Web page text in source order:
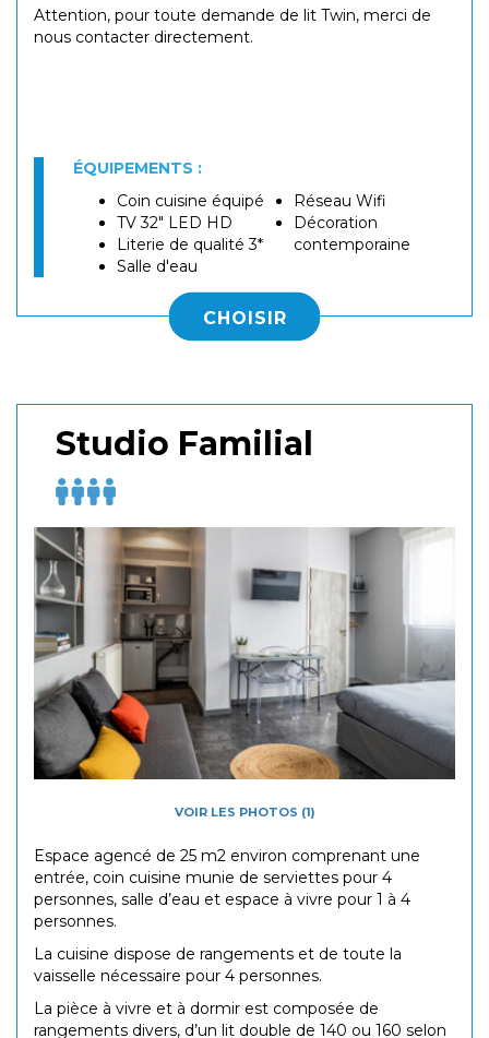
Attention, pour toute demande de lit Twin, merci de
nous contacter directement.
ÉQUIPEMENTS :
Coin cuisine équipé
TV 32" LED HD
Literie de qualité 3*
Salle d'eau
Réseau Wifi
Décoration
contemporaine
CHOISIR
Studio Familial
VOIR LES PHOTOS (1)
Espace agencé de 25 m2 environ comprenant une
entrée, coin cuisine munie de serviettes pour 4
personnes, salle d’eau et espace à vivre pour 1 à 4
personnes.
La cuisine dispose de rangements et de toute la
vaisselle nécessaire pour 4 personnes.
La pièce à vivre et à dormir est composée de
rangements divers, d’un lit double de 140 ou 160 selon